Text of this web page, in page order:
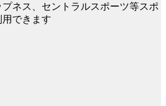
ネス、セントラルスポーツ等スポ
できます